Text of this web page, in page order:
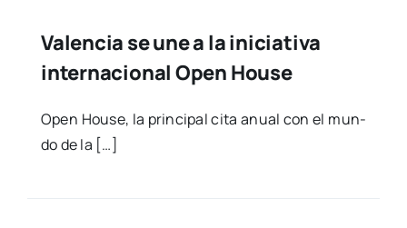
Valencia se une a la iniciativa
internacional Open House
Open Hou­se, la prin­ci­pal cita anual con el mun­
do de la […]